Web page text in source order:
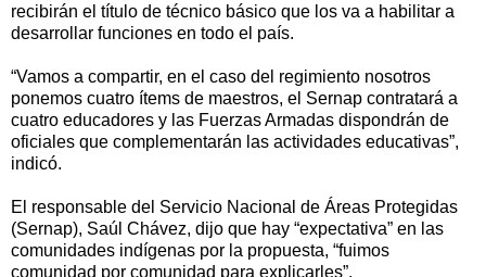
recibirán el título de técnico básico que los va a habilitar a
desarrollar funciones en todo el país.
“Vamos a compartir, en el caso del regimiento nosotros
ponemos cuatro ítems de maestros, el Sernap contratará a
cuatro educadores y las Fuerzas Armadas dispondrán de
oficiales que complementarán las actividades educativas”,
indicó.
El responsable del Servicio Nacional de Áreas Protegidas
(Sernap), Saúl Chávez, dijo que hay “expectativa” en las
comunidades indígenas por la propuesta, “fuimos
comunidad por comunidad para explicarles”.